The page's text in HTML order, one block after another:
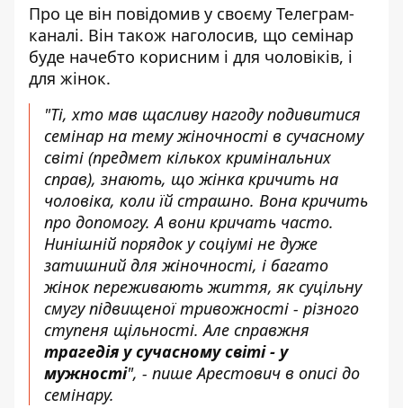
Про це він повідомив у своєму Телеграм-
каналі. Він також наголосив, що семінар
буде начебто корисним і для чоловіків, і
для жінок.
"Ті, хто мав щасливу нагоду подивитися
семінар на тему жіночності в сучасному
світі (предмет кількох кримінальних
справ), знають, що жінка кричить на
чоловіка, коли їй страшно. Вона кричить
про допомогу. А вони кричать часто.
Нинішній порядок у соціумі не дуже
затишний для жіночності, і багато
жінок переживають життя, як суцільну
смугу підвищеної тривожності - різного
ступеня щільності. Але справжня
трагедія у сучасному світі - у
мужності", - пише Арестович в описі до
семінару.